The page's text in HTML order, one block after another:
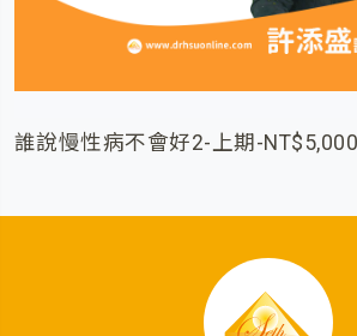
誰說慢性病不會好2-上期-